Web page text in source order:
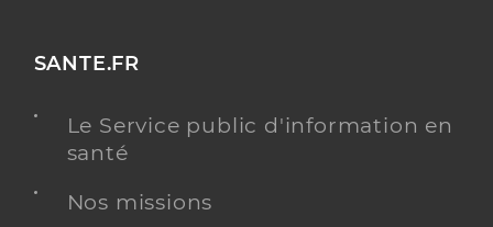
SANTE.FR
Le Service public d'information en
santé
Nos missions